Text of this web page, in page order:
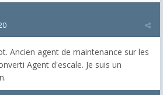
Ancien agent de maintenance sur les
Agent d'escale. Je suis un